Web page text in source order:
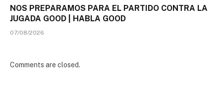
NOS PREPARAMOS PARA EL PARTIDO CONTRA LA
JUGADA GOOD | HABLA GOOD
07/08/2026
Comments are closed.